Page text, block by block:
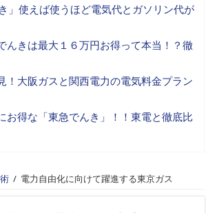
き」使えば使うほど電気代とガソリン代が
んきは最大１６万円お得って本当！？徹
！大阪ガスと関西電力の電気料金プラン
お得な「東急でんき」！！東電と徹底比
/ 電力自由化に向けて躍進する東京ガス